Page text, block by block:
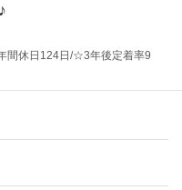
間休日124日/☆3年後定着率9